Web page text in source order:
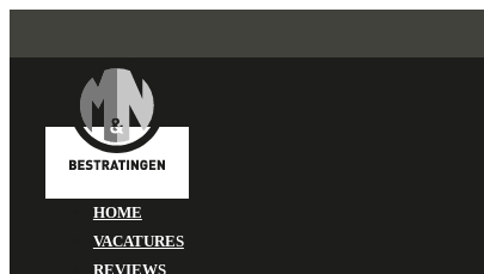
HOME
VACATURES
REVIEWS